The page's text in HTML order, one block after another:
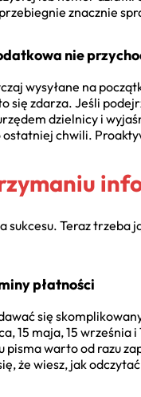
znacznie
nie
wysyłane na
się zdarza. Jeśli
dzielnicy i
chwili.
sukcesu. Teraz trzeba
płatności
się
15 maja, 15 września
warto od razu
że wiesz, jak